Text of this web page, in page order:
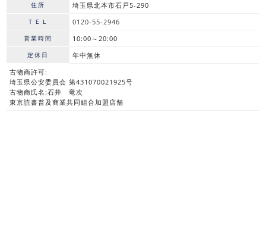
住所 埼玉県北本市石戸5-290
ＴＥＬ 0120-55-2946
営業時間 10:00～20:00
定休日
年中無休
古物商許可:
埼玉県公安委員会 第431070021925号
古物商氏名:石井 竜次
東京読書普及商業共同組合加盟店舗